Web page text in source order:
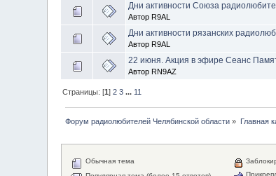
Дни активности Союза
Автор R9AL
Дни активности рязанских
Автор R9AL
22 июня. Акция в эфире Сеанс
Автор RN9AZ
Страницы: [1]2 3 ... 11
Форум радиолюбителей Челябинской области » Главная
Обычная тема